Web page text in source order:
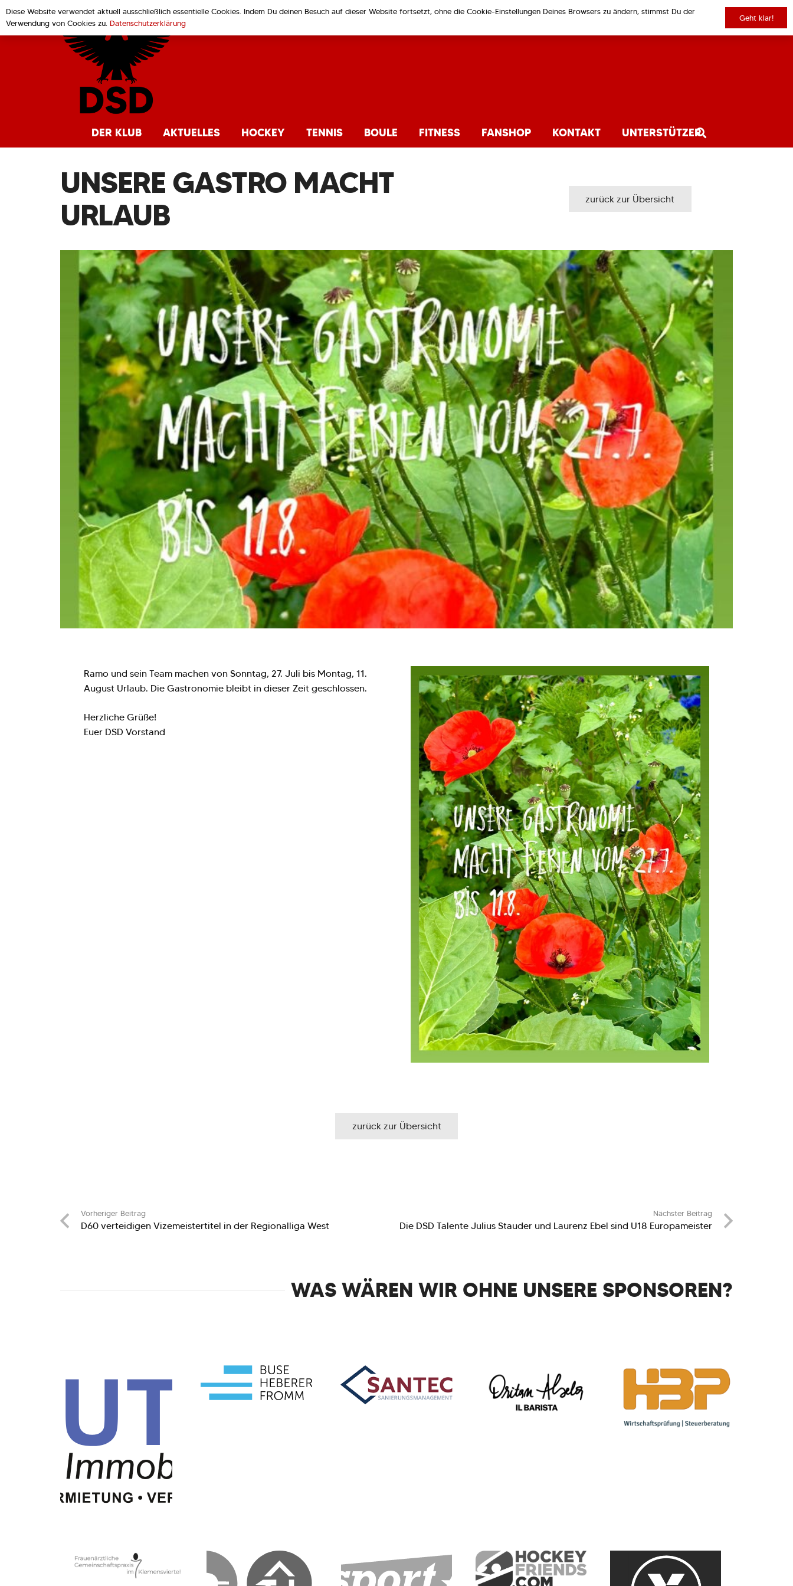
DER KLUB AKTUELLES HOCKEY TENNIS BOULE FITNESS FANSHOP KONTAKT UNTERSTÜTZER
UNSERE GASTRO MACHT
URLAUB
zurück zur Übersicht
Ramo und sein Team machen von Sonntag, 27. Juli bis Montag, 11.
August Urlaub. Die Gastronomie bleibt in dieser Zeit geschlossen.
Herzliche Grüße!
Euer DSD Vorstand
zurück zur Übersicht
Vorheriger Beitrag
D60 verteidigen Vizemeistertitel in der Regionalliga West
Nächster Beitrag
Die DSD Talente Julius Stauder und Laurenz Ebel sind U18 Europameister
WAS WÄREN WIR OHNE UNSERE SPONSOREN?
Diese Website verwendet aktuell ausschließlich essentielle Cookies. Indem Du deinen Besuch auf dieser Website fortsetzt, ohne die Cookie-Einstellungen Deines Browsers zu ändern, stimmst Du der
Verwendung von Cookies zu. Datenschutzerklärung
Geht klar!